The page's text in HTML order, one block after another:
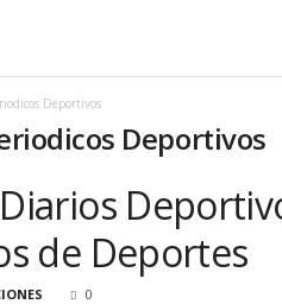
Deportivos
Deportivos
de Deportes
0